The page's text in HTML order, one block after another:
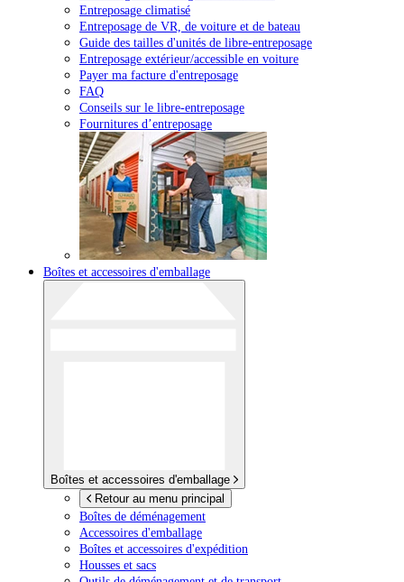
Entreposage climatisé
Entreposage de VR, de voiture et de bateau
Guide des tailles d'unités de libre-entreposage
Entreposage extérieur/accessible en voiture
Payer ma facture d'entreposage
FAQ
Conseils sur le libre-entreposage
Fournitures d’entreposage
Boîtes et accessoires d'emballage
Boîtes et accessoires d'emballage
Retour au menu principal
Boîtes de déménagement
Accessoires d'emballage
Boîtes et accessoires d'expédition
Housses et sacs